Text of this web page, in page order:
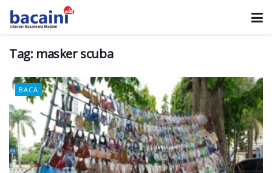
Tag: masker scuba
BACA